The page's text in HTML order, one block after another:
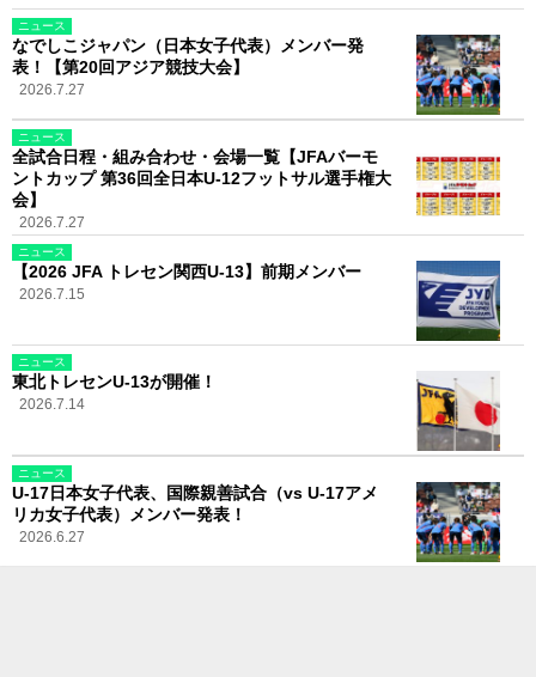
ニュース
なでしこジャパン（日本女子代表）メンバー発
表！【第20回アジア競技大会】
2026.7.27
ニュース
全試合日程・組み合わせ・会場一覧【JFAバーモ
ントカップ 第36回全日本U-12フットサル選手権大
会】
2026.7.27
ニュース
【2026 JFA トレセン関西U-13】前期メンバー
2026.7.15
ニュース
東北トレセンU-13が開催！
2026.7.14
ニュース
U-17日本女子代表、国際親善試合（vs U-17アメ
リカ女子代表）メンバー発表！
2026.6.27